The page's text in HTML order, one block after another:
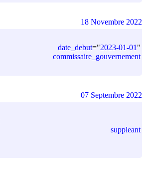
date_debut="2023-01-01 "
commissaire_gouvernement
18 Novembre 2022
suppleant
07 Septembre 2022